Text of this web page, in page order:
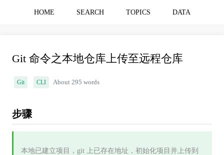
HOME SEARCH TOPICS DATA
Git 命令之本地仓库上传至远程仓库
Git CLI About 295 words
步骤
本地已建立项目，git 上已存在地址，初始化项目并上传到